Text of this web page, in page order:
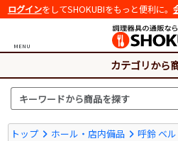
ログインをしてSHOKUBIをもっと便利に。
MENU
カテゴリから
トップ ホール・店内備品 呼鈴 ベル